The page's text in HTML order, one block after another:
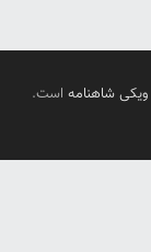
ویکی شاهنامه است.